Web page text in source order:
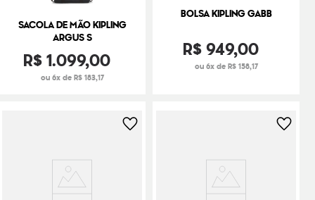
SACOLA DE MÃO KIPLING
ARGUS S
R$1.099,00
ou 6x de R$ 183,17
BOLSA KIPLING GABB
R$949,00
ou 6x de R$ 158,17